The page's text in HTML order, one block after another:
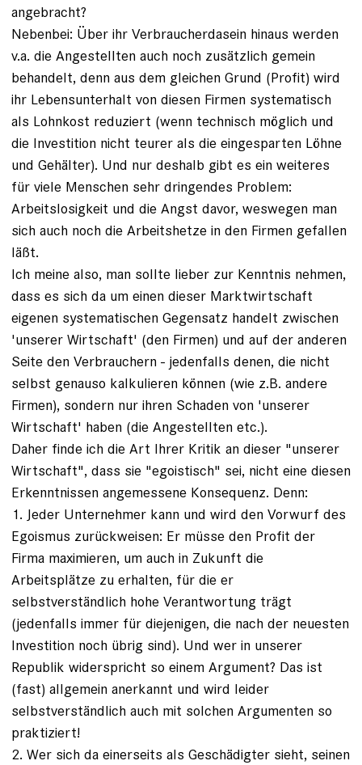
angebracht?
Nebenbei: Über ihr Verbraucherdasein hinaus werden
v.a. die Angestellten auch noch zusätzlich gemein
behandelt, denn aus dem gleichen Grund (Profit) wird
ihr Lebensunterhalt von diesen Firmen systematisch
als Lohnkost reduziert (wenn technisch möglich und
die Investition nicht teurer als die eingesparten Löhne
und Gehälter). Und nur deshalb gibt es ein weiteres
für viele Menschen sehr dringendes Problem:
Arbeitslosigkeit und die Angst davor, weswegen man
sich auch noch die Arbeitshetze in den Firmen gefallen
läßt.
Ich meine also, man sollte lieber zur Kenntnis nehmen,
dass es sich da um einen dieser Marktwirtschaft
eigenen systematischen Gegensatz handelt zwischen
'unserer Wirtschaft' (den Firmen) und auf der anderen
Seite den Verbrauchern - jedenfalls denen, die nicht
selbst genauso kalkulieren können (wie z.B. andere
Firmen), sondern nur ihren Schaden von 'unserer
Wirtschaft' haben (die Angestellten etc.).
Daher finde ich die Art Ihrer Kritik an dieser "unserer
Wirtschaft", dass sie "egoistisch" sei, nicht eine diesen
Erkenntnissen angemessene Konsequenz. Denn:
1. Jeder Unternehmer kann und wird den Vorwurf des
Egoismus zurückweisen: Er müsse den Profit der
Firma maximieren, um auch in Zukunft die
Arbeitsplätze zu erhalten, für die er
selbstverständlich hohe Verantwortung trägt
(jedenfalls immer für diejenigen, die nach der neuesten
Investition noch übrig sind). Und wer in unserer
Republik widerspricht so einem Argument? Das ist
(fast) allgemein anerkannt und wird leider
selbstverständlich auch mit solchen Argumenten so
praktiziert!
2. Wer sich da einerseits als Geschädigter sieht, seinen